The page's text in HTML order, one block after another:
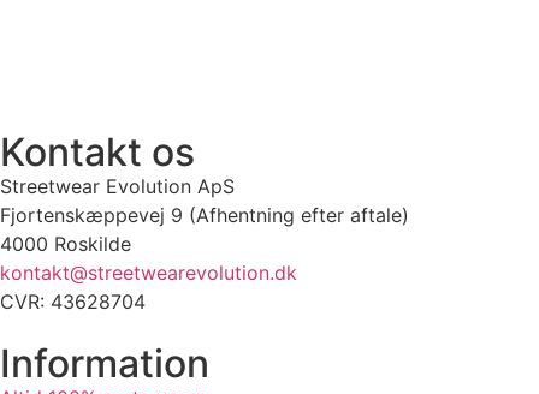
Kontakt os
Streetwear Evolution ApS
Fjortenskæppevej 9 (Afhentning efter aftale)
4000 Roskilde
kontakt@streetwearevolution.dk
CVR: 43628704
Information